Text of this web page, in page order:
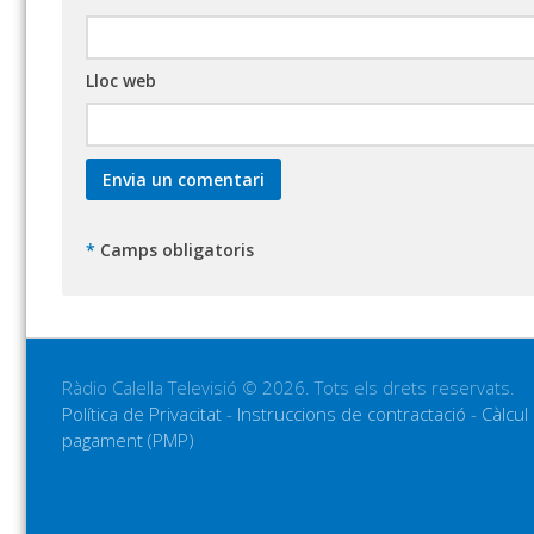
Lloc web
* Camps obligatoris
Ràdio Calella Televisió © 2026. Tots els drets reservats.
Política de Privacitat - Instruccions de contractació -
pagament (PMP)